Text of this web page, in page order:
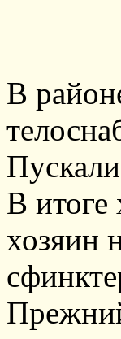
В
В итоге
хозяин